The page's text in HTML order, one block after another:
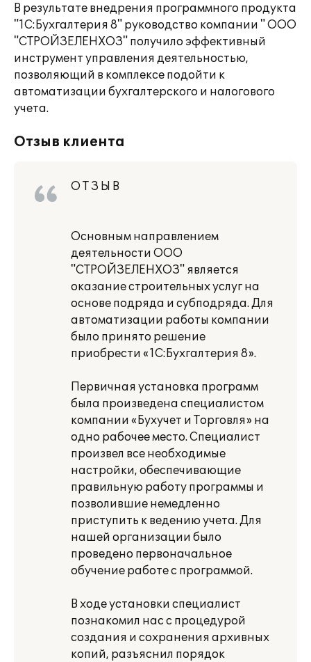
В результате внедрения программного продукта
"1С:Бухгалтерия 8" руководство компании " ООО
"СТРОЙЗЕЛЕНХОЗ" получило эффективный
инструмент управления деятельностью,
позволяющий в комплексе подойти к
автоматизации бухгалтерского и налогового
учета.
Отзыв клиента
О Т З Ы В
Основным направлением
деятельности ООО
"СТРОЙЗЕЛЕНХОЗ" является
оказание строительных услуг на
основе подряда и субподряда. Для
автоматизации работы компании
было принято решение
приобрести «1С:Бухгалтерия 8».
Первичная установка программ
была произведена специалистом
компании «Бухучет и Торговля» на
одно рабочее место. Специалист
произвел все необходимые
настройки, обеспечивающие
правильную работу программы и
позволившие немедленно
приступить к ведению учета. Для
нашей организации было
проведено первоначальное
обучение работе с программой.
В ходе установки специалист
познакомил нас с процедурой
создания и сохранения архивных
копий, разъяснил порядок